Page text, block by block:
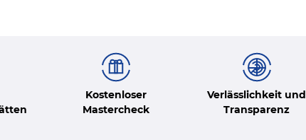
Kostenloser
Mastercheck
Verlässlichkeit und
Transparenz